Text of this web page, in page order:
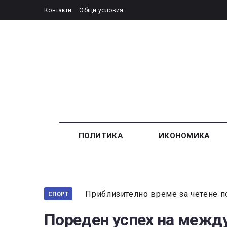
Контакти Общи условия
ПОЛИТИКА ИКОНОМИКА
СПОРТ Приблизително време за четене
Пореден успех на